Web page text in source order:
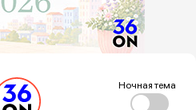
Ночная тема